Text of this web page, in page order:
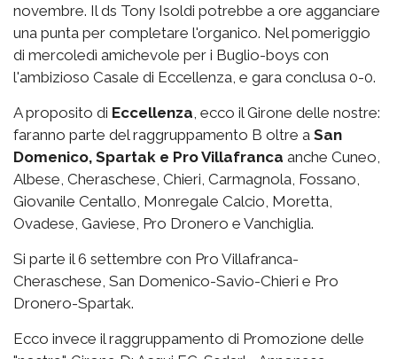
novembre. Il ds Tony Isoldi potrebbe a ore agganciare
una punta per completare l'organico. Nel pomeriggio
di mercoledì amichevole per i Buglio-boys con
l'ambizioso Casale di Eccellenza, e gara conclusa 0-0.
A proposito di Eccellenza , ecco il Girone delle nostre:
faranno parte del raggruppamento B oltre a San
Domenico, Spartak e Pro Villafranca anche Cuneo,
Albese, Cheraschese, Chieri, Carmagnola, Fossano,
Giovanile Centallo, Monregale Calcio, Moretta,
Ovadese, Gaviese, Pro Dronero e Vanchiglia.
Si parte il 6 settembre con Pro Villafranca-
Cheraschese, San Domenico-Savio-Chieri e Pro
Dronero-Spartak.
Ecco invece il raggruppamento di Promozione delle